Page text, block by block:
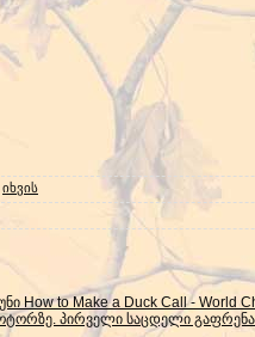
იხვის
How to Make a Duck Call - World
პირველი საცდელი